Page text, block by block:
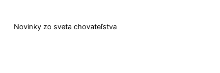
Novinky zo sveta chovateľstva